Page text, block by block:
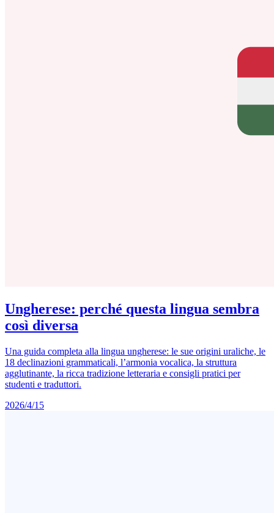
Ungherese: perché questa lingua sembra
così diversa
Una guida completa alla lingua ungherese: le sue origini uraliche, le
18 declinazioni grammaticali, l’armonia vocalica, la struttura
agglutinante, la ricca tradizione letteraria e consigli pratici per
studenti e traduttori.
2026/4/15